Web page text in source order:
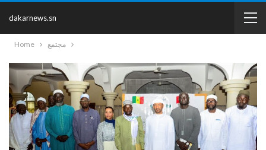
dakarnews.sn
Home مجتمع